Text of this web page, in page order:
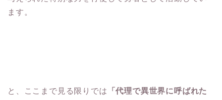
ます。
と、ここまで見る限りでは 「代理で異世界に呼ばれた